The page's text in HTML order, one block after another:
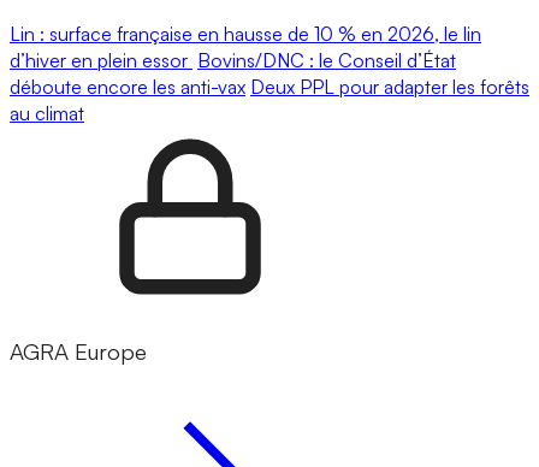
Lin : surface française en hausse de 10 % en 2026, le lin
d’hiver en plein essor Bovins/DNC : le Conseil d’État
déboute encore les anti-vax Deux PPL pour adapter les forêts
au climat
AGRA Europe